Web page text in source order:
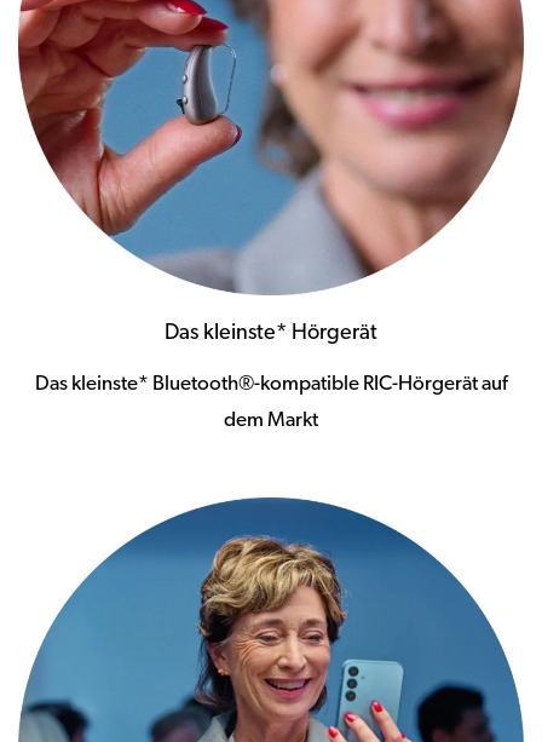
Das kleinste* Hörgerät
Das kleinste* Bluetooth®-kompatible RIC-Hörgerät auf
dem Markt